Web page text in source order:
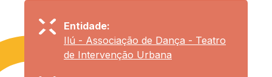
Entidade:
Ilú - Associação de Dança - Teatro
de Intervenção Urbana